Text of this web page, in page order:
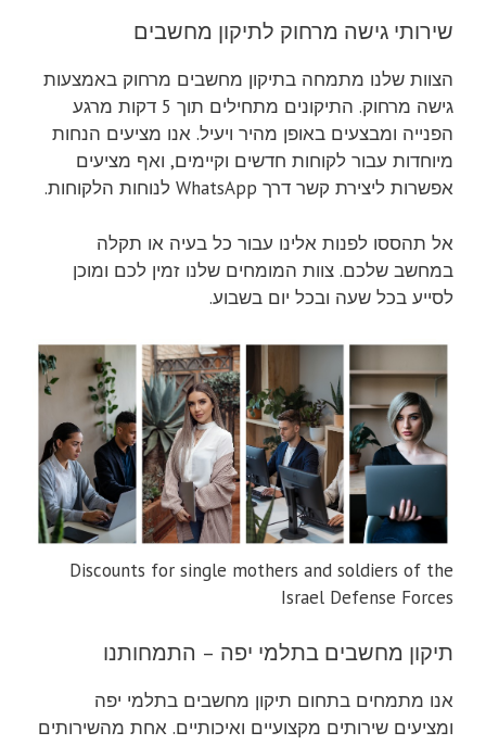
שירותי גישה מרחוק לתיקון מחשבים
הצוות שלנו מתמחה בתיקון מחשבים מרחוק באמצעות
גישה מרחוק. התיקונים מתחילים תוך 5 דקות מרגע
הפנייה ומבצעים באופן מהיר ויעיל. אנו מציעים הנחות
מיוחדות עבור לקוחות חדשים וקיימים, ואף מציעים
אפשרות ליצירת קשר דרך WhatsApp לנוחות הלקוחות.
אל תהססו לפנות אלינו עבור כל בעיה או תקלה
במחשב שלכם. צוות המומחים שלנו זמין לכם ומוכן
לסייע בכל שעה ובכל יום בשבוע.
Discounts for single mothers and soldiers of the
Israel Defense Forces
תיקון מחשבים בתלמי יפה – התמחותנו
אנו מתמחים בתחום תיקון מחשבים בתלמי יפה
ומציעים שירותים מקצועיים ואיכותיים. אחת מהשירותים